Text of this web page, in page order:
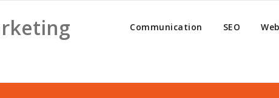
Communication SEO Web